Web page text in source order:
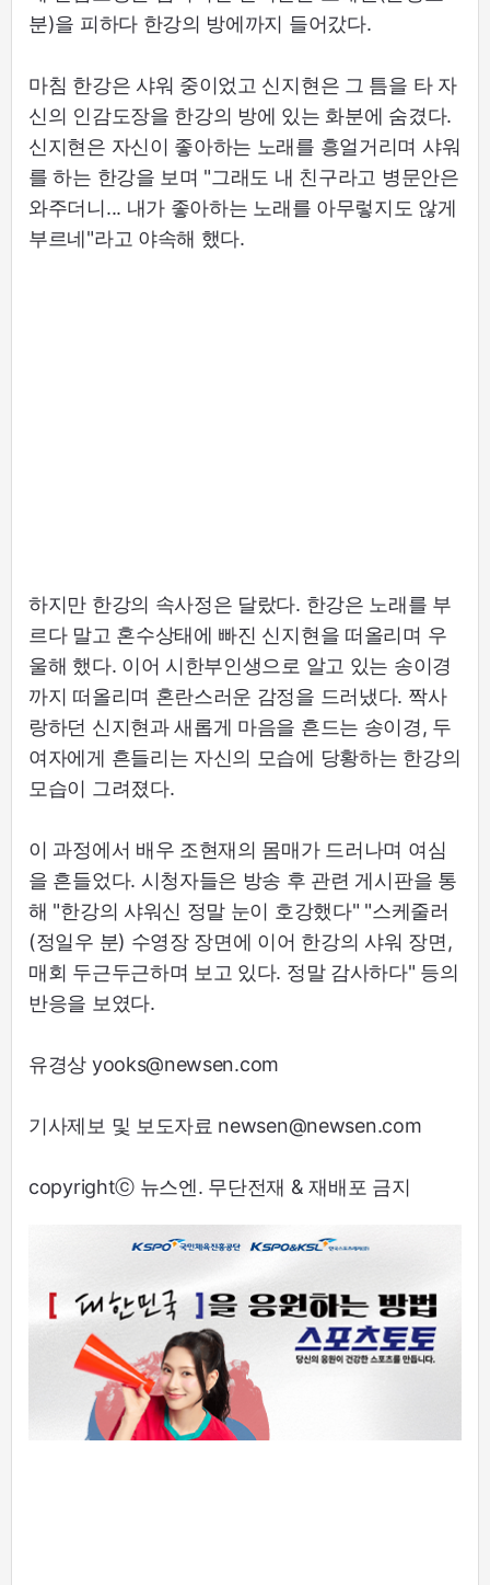
분)을 피하다 한강의 방에까지 들어갔다.
마침 한강은 샤워 중이었고 신지현은 그 틈을 타 자
신의 인감도장을 한강의 방에 있는 화분에 숨겼다.
신지현은 자신이 좋아하는 노래를 흥얼거리며 샤워
를 하는 한강을 보며 "그래도 내 친구라고 병문안은
와주더니... 내가 좋아하는 노래를 아무렇지도 않게
부르네"라고 야속해 했다.
하지만 한강의 속사정은 달랐다. 한강은 노래를 부
르다 말고 혼수상태에 빠진 신지현을 떠올리며 우
울해 했다. 이어 시한부인생으로 알고 있는 송이경
까지 떠올리며 혼란스러운 감정을 드러냈다. 짝사
랑하던 신지현과 새롭게 마음을 흔드는 송이경, 두
여자에게 흔들리는 자신의 모습에 당황하는 한강의
모습이 그려졌다.
이 과정에서 배우 조현재의 몸매가 드러나며 여심
을 흔들었다. 시청자들은 방송 후 관련 게시판을 통
해 "한강의 샤워신 정말 눈이 호강했다" "스케줄러
(정일우 분) 수영장 장면에 이어 한강의 샤워 장면,
매회 두근두근하며 보고 있다. 정말 감사하다" 등의
반응을 보였다.
유경상 yooks@newsen.com
기사제보 및 보도자료 newsen@newsen.com
copyrightⓒ 뉴스엔. 무단전재 & 재배포 금지